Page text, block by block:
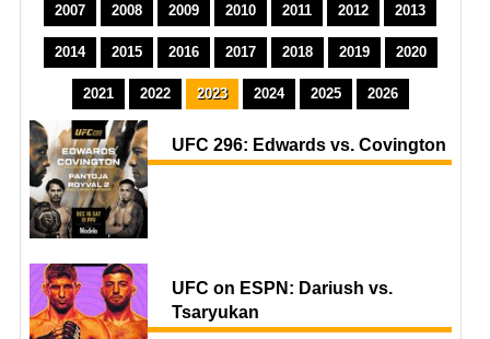
2007 2008 2009 2010 2011 2012 2013
2014 2015 2016 2017 2018 2019 2020
2021 2022 2023 2024 2025 2026
UFC 296: Edwards vs. Covington
UFC on ESPN: Dariush vs.
Tsaryukan